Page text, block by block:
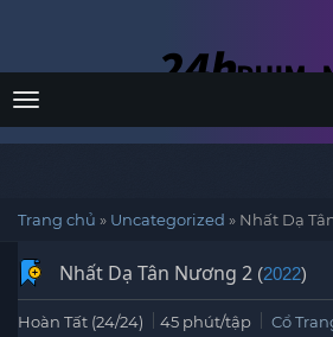
Menu
Trang chủ » Uncategorized » Nhất Dạ
Nhất Dạ Tân Nương 2 (2022)
Hoàn Tất (24/24) 45 phút/tập Cổ